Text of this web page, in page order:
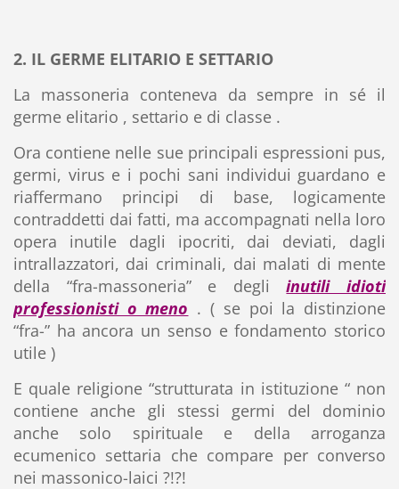
2. IL GERME ELITARIO E SETTARIO
La massoneria conteneva da sempre in sé il
germe elitario , settario e di classe .
Ora contiene nelle sue principali espressioni pus,
germi, virus e i pochi sani individui guardano e
riaffermano principi di base, logicamente
contraddetti dai fatti, ma accompagnati nella loro
opera inutile dagli ipocriti, dai deviati, dagli
intrallazzatori, dai criminali, dai malati di mente
della “fra-massoneria” e degliinutili idioti
professionisti o meno . ( se poi la distinzione
“fra-” ha ancora un senso e fondamento storico
utile )
E quale religione “strutturata in istituzione “ non
contiene anche gli stessi germi del dominio
anche solo spirituale e della arroganza
ecumenico settaria che compare per converso
nei massonico-laici ?!?!